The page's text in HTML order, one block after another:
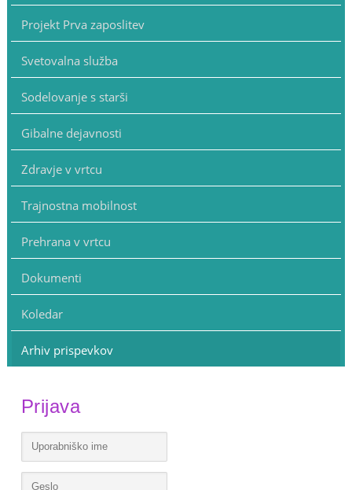
Projekt Prva zaposlitev
Svetovalna služba
Sodelovanje s starši
Gibalne dejavnosti
Zdravje v vrtcu
Trajnostna mobilnost
Prehrana v vrtcu
Dokumenti
Koledar
Arhiv prispevkov
Prijava